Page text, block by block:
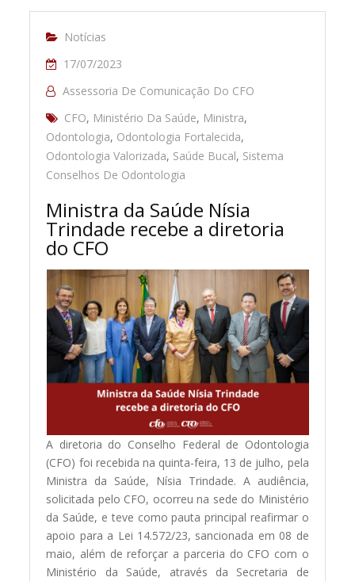
Notícias
17/07/2023
Assessoria De Comunicação Do CFO
CFO, Ministério Da Saúde, Ministra,
Odontologia, Odontologia Fortalecida,
Odontologia Valorizada, Saúde Bucal, Sistema
Conselhos De Odontologia
Ministra da Saúde Nísia
Trindade recebe a diretoria
do CFO
A diretoria do Conselho Federal de Odontologia
(CFO) foi recebida na quinta-feira, 13 de julho, pela
Ministra da Saúde, Nísia Trindade. A audiência,
solicitada pelo CFO, ocorreu na sede do Ministério
da Saúde, e teve como pauta principal reafirmar o
apoio para a Lei 14.572/23, sancionada em 08 de
maio, além de reforçar a parceria do CFO com o
Ministério da Saúde, através da Secretaria de